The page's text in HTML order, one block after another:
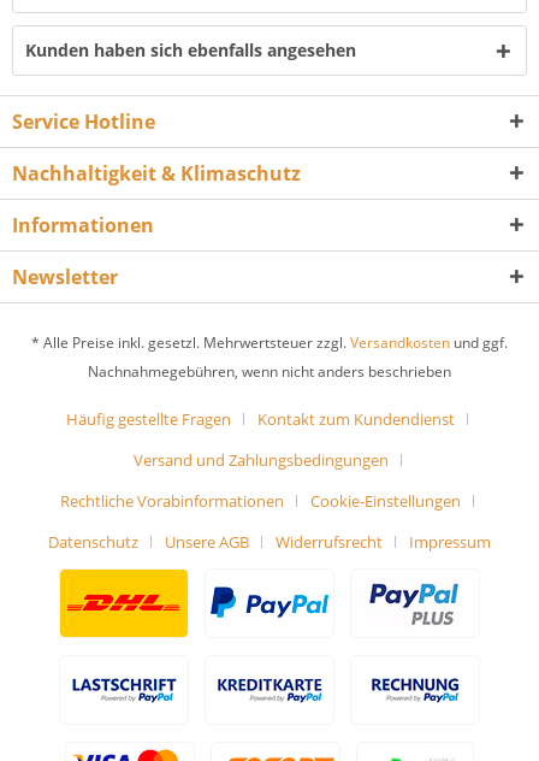
Kunden haben sich ebenfalls angesehen
Service Hotline
Nachhaltigkeit & Klimaschutz
Informationen
Newsletter
* Alle Preise inkl. gesetzl. Mehrwertsteuer zzgl.Versandkosten und ggf.
Nachnahmegebühren, wenn nicht anders beschrieben
Häufig gestellte Fragen
Kontakt zum Kundendienst
Versand und Zahlungsbedingungen
Rechtliche Vorabinformationen
Cookie-Einstellungen
Datenschutz
Unsere AGB Widerrufsrecht Impressum